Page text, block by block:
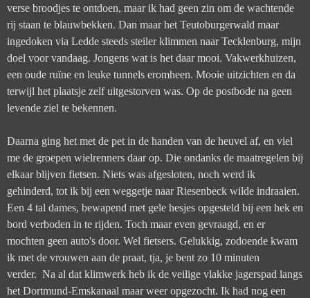
verse broodjes te ontdoen, maar ik had geen zin om de wachtende
rij staan te blauwbekken. Dan maar het Teutoburgerwald maar
ingedoken via Ledde steeds steiler klimmen naarTecklenburg, mijn
doel voor vandaag. Jongens wat is het daar mooi. Vakwerkhuizen,
een oude ruïne en leuke tunnels eromheen. Mooie uitzichten en da
terwijl het plaatsje zelf uitgestorven was. Op de postbode na geen
levende ziel te bekennen.
Daarna ging het met de pet in de handen van de heuvel af, en viel
me de groepen wielrenners daar op. Die ondanks de maatregelen bij
elkaar blijven fietsen. Niets was afgesloten, noch werd ik
gehinderd, tot ik bij een weggetje naar Riesenbeck wilde indraaien.
Een 4 tal dames, bewapend met gele hesjes opgesteld bij een hek en
bord verboden in te rijden. Toch maar even gevraagd, en er
mochten geen auto's door. Wel fietsers. Gelukkig, zodoende kwam
ik met de vrouwen aan de praat, tja, je bent zo 10 minuten
verder. Na al dat klimwerk heb ik de veilige vlakke jagerspad langs
het Dortmund-Emskanaal maar weer opgezocht. Ik had nog een